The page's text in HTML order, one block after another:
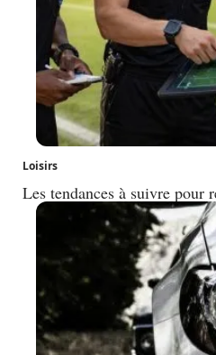
Loisirs
Les tendances à suivre pour